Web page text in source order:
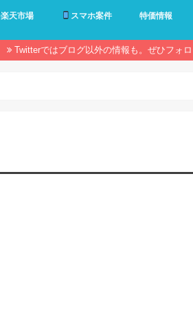
楽天市場 スマホ案件 特価情報
Twitterではブログ以外の情報も。ぜひフォロ